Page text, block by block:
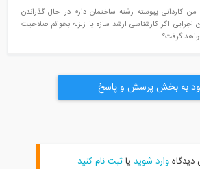
من کاردانی پیوسته رشته ساختمان دارم در حال گذراندن
اجرایی اگر کارشناسی ارشد سازه یا زلزله بخوانم صلاحیت
گرفت؟
به بخش پرسش و پاسخ
دیدگاهوارد شویدیاثبت نام کنید.